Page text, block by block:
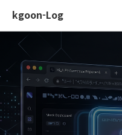
kgoon-Log